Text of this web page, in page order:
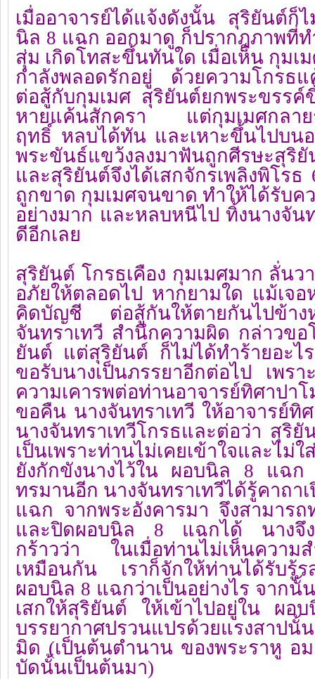
เมื่ออาจารย์ได้แจ้งดังนั้น สุริยันต์ก็
นิล 8 แฉก ออกมาดู ก็ปรากฎภาพที่ท
สุ่ม เกิดโทสะขึ้นทันใด เมื่อเห็น กุมเ
กำลังพลอดรักอยู่ ด้วยความโกรธ
ต่อสู้กับกุมเมศ สุริยันต์ยกพระขรร
หายแค้นสักครา แต่กุมเมศกลายร่
ฤทธิ์ หลบได้ทัน และเหาะขึ้นไปบน
พระขันธ์แขว้งลงมาฟันถูกศีรษะสุริยั
และสุริยันต์จึงได้เสกจักรเพลิงพิโร
ถูกขาด กุมเมศจนขาด ทำให้ได้รับค
อย่างมาก และหลบหนีไป ทิ้งนางจัน
ดีอีกเลย
สุริยันต์ โกรธเคือง กุมเมศมาก ลั่นว
อภัยให้ตลอดไป หากยามใด แม้เจ
คิดบัญชี ต่อสู้กันให้ตายกันไปข้าง
จันทราเทวี สำนึกความผิด กล่าวข
ยันต์ แต่สุริยันต์ ก็ไม่ได้ทำร้ายอะไ
ขอรับนางเป็นภรรยาอีกต่อไป เพรา
ความเคารพต่อท่านอาจารย์ทิศาป
ขอคืน นางจันทราเทวี ให้อาจารย์ทิ
นางจันทราเทวีโกรธและต่อว่า สุริ
เป็นเพราะท่านไม่เคยเข้าใจและไม่
ยังกักขังนางไว้ใน ผอบนิล 8 แฉก
ทรมานอีก นางจันทราเทวีได้รู้คาถา
แฉก จากพระอังคารมา จึงสามารถ
และปิดผอบนิล 8 แฉกได้ นางจึง
กร้าวว่า ในเมื่อท่านไม่เห็นควา
เหมือนกัน เราก็จักให้ท่านได้รับรู้ร
ผอบนิล 8 แฉกว่าเป็นอย่างไร จากนั้
เสกให้สุริยันต์ ให้เข้าไปอยู่ใน ผ
บรรยากาศปรวนแปรด้วยแรงสาป
มิด (เป็นต้นตำนาน ของพระราหู อ
บัดนั้นเป็นต้นมา)